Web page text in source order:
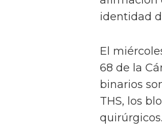
identidad
El
68 de la
binarios
THS, los
quirúrgicos.